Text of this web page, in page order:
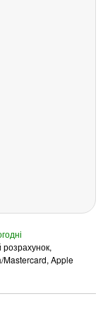
розрахунок,
Mastercard, Apple